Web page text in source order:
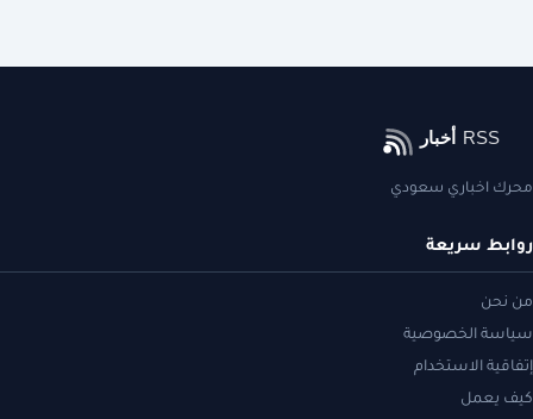
محرك اخباري سعودي
روابط سريعة
من نحن
سياسة الخصوصية
إتفاقية الاستخدام
كيف يعمل